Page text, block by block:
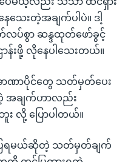
သေးတဲ့အချက်ပါပဲ။ ဒါ့
တ်လပ်စွာ ဆန္ဒထုတ်ဖော်ခွင့်
န်းဖို့ လိုနေပါသေးတယ်။
ာဏာပိုင်တွေ သတ်မှတ်ပေး
တဲ့ အချက်ဟာလည်း
လို့ ပြောပါတယ်။
ြရမယ်ဆိုတဲ့ သတ်မှတ်ချက်